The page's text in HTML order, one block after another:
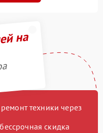
на
техники через
скидка